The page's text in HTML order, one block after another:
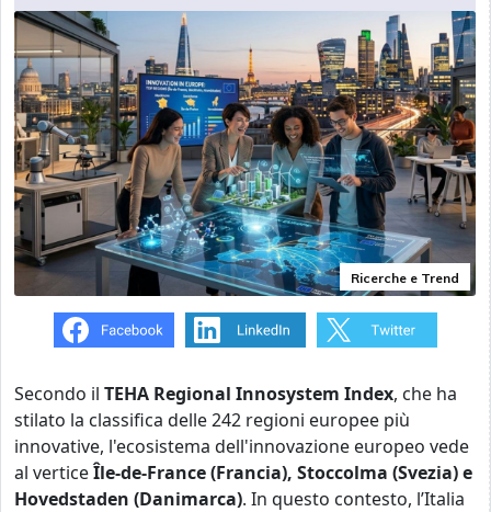
Ricerche e Trend
Secondo il TEHA Regional Innosystem Index, che ha
stilato la classifica delle 242 regioni europee più
innovative, l'ecosistema dell'innovazione europeo vede
al verticeÎle-de-France (Francia), Stoccolma (Svezia) e
Hovedstaden (Danimarca). In questo contesto, l’Italia